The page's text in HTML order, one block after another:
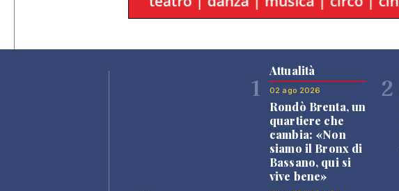
1
Attualità
02 ago 2026
Rondò Brenta, un
quartiere che
cambia: «Non
siamo il Bronx di
Bassano, qui si
vive bene»
2